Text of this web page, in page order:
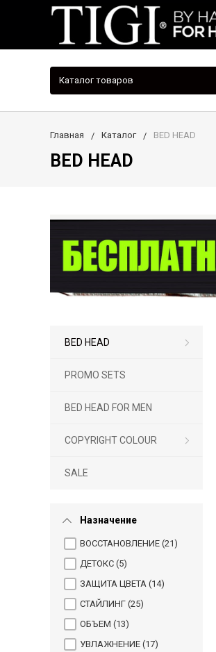
Каталог товаров
Главная Каталог BED HEAD
BED HEAD
BED HEAD
PROMO SETS
BED HEAD FOR MEN
COPYRIGHT COLOUR
SALE
Назначение
ВОССТАНОВЛЕНИЕ (21)
ДЕТОКС (5)
ЗАЩИТА ЦВЕТА (14)
СТАЙЛИНГ (25)
ОБЪЕМ (13)
УВЛАЖНЕНИЕ (17)